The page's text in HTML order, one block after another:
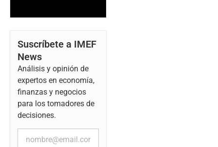
Suscríbete a IMEF
News
Análisis y opinión de
expertos en economía,
finanzas y negocios
para los tomadores de
decisiones.